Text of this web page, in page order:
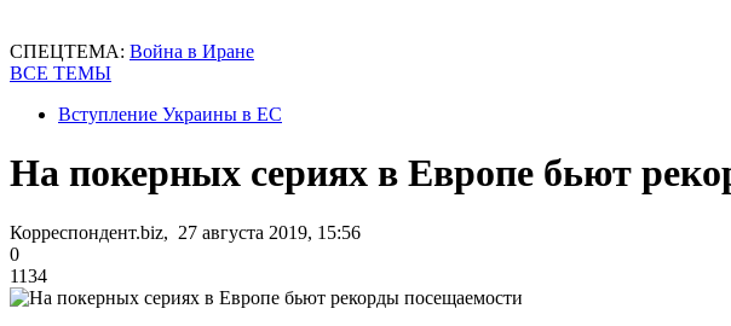
СПЕЦТЕМА: Война в Иране
ВСЕ ТЕМЫ
Вступление Украины в ЕС
На покерных сериях в Европе бьют
Корреспондент.biz, 27 августа 2019, 15:56
0
1134